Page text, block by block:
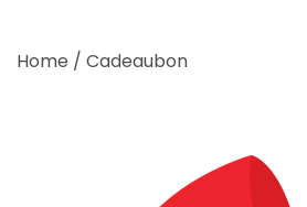
Home / Cadeaubon